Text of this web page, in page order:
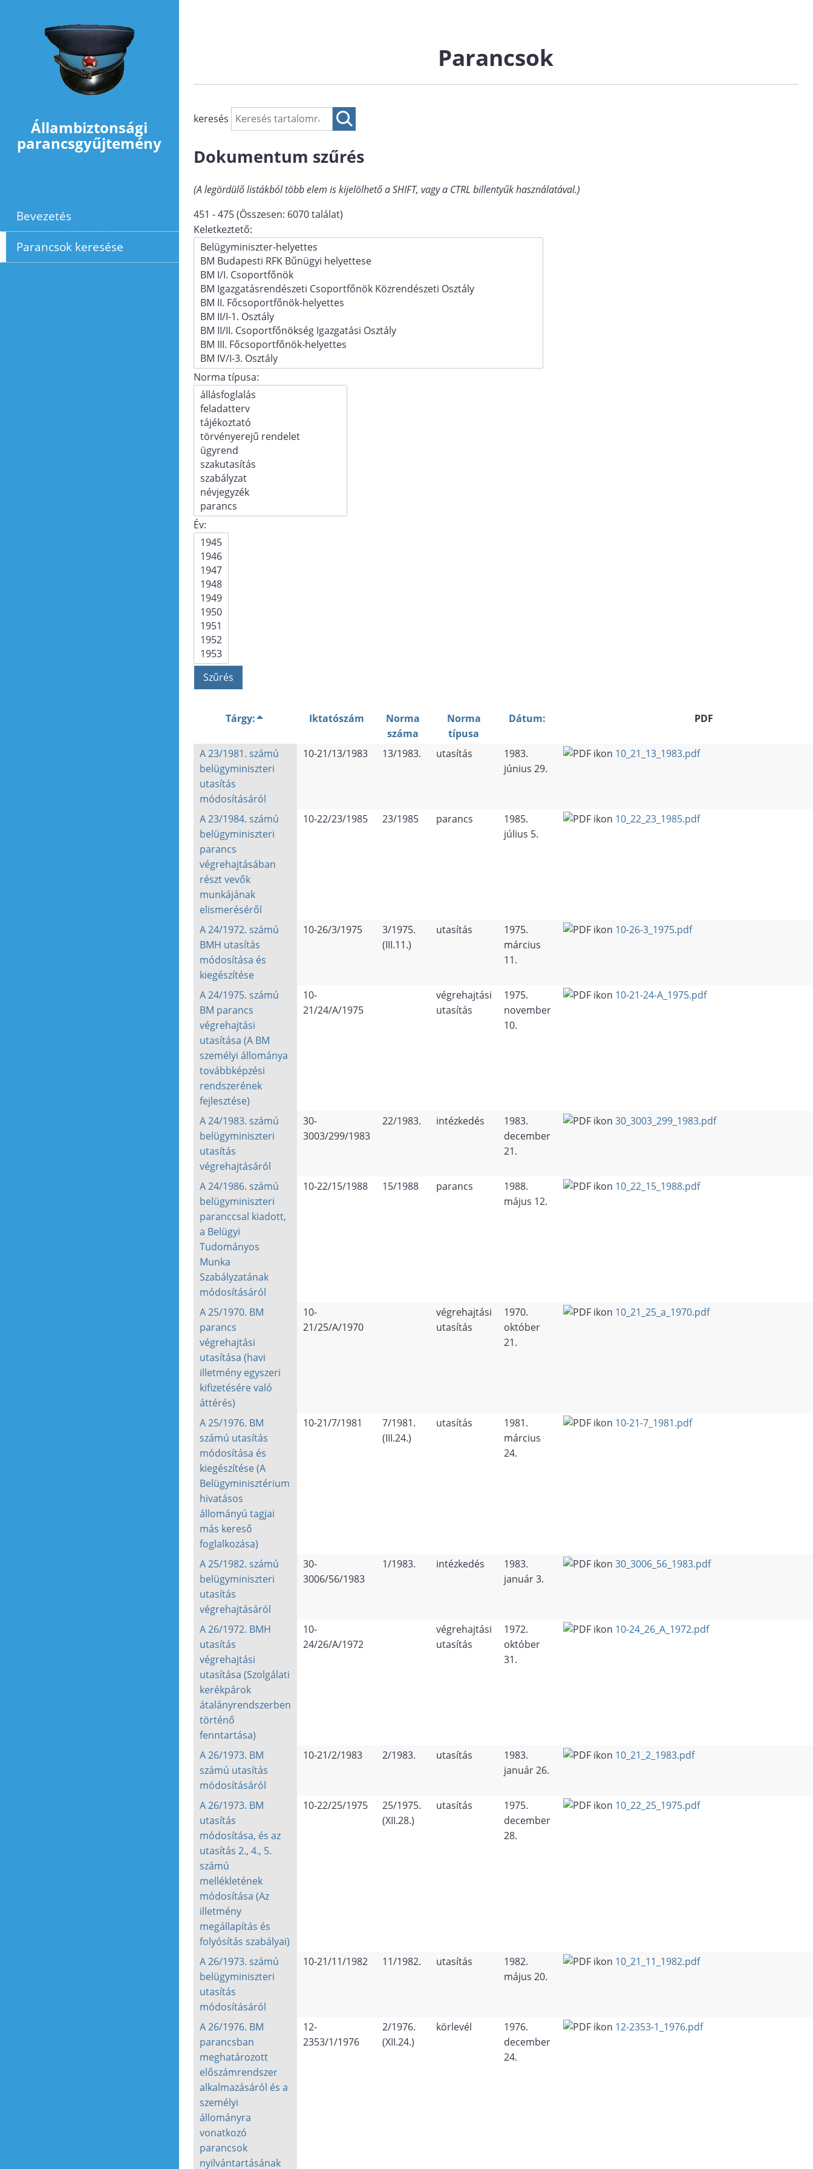
Állambiztonsági
parancsgyűjtemény
Bevezetés
Parancsok keresése
Parancsok
keresés
Dokumentum szűrés
(A legördülő listákból több elem is kijelölhető a SHIFT, vagy a CTRL billentyűk használatával.)
451 - 475 (Összesen: 6070 találat)
Keletkeztető:
Norma típusa:
Év:
Tárgy: Iktatószám
Norma
száma
Norma
típusa
Dátum: PDF
A 23/1981. számú
belügyminiszteri
utasítás
módosításáról
10-21/13/1983 13/1983. utasítás
1983.
június 29.
10_21_13_1983.pdf
A 23/1984. számú
belügyminiszteri
parancs
végrehajtásában
részt vevők
munkájának
elismeréséről
10-22/23/1985 23/1985 parancs
1985.
július 5.
10_22_23_1985.pdf
A 24/1972. számú
BMH utasítás
módosítása és
kiegészítése
10-26/3/1975
3/1975.
(III.11.)
utasítás
1975.
március
11.
10-26-3_1975.pdf
A 24/1975. számú
BM parancs
végrehajtási
utasítása (A BM
személyi állománya
továbbképzési
rendszerének
fejlesztése)
10-
21/24/A/1975
végrehajtási
utasítás
1975.
november
10.
10-21-24-A_1975.pdf
A 24/1983. számú
belügyminiszteri
utasítás
végrehajtásáról
30-
3003/299/1983
22/1983. intézkedés
1983.
december
21.
30_3003_299_1983.pdf
A 24/1986. számú
belügyminiszteri
paranccsal kiadott,
a Belügyi
Tudományos
Munka
Szabályzatának
módosításáról
10-22/15/1988 15/1988 parancs
1988.
május 12.
10_22_15_1988.pdf
A 25/1970. BM
parancs
végrehajtási
utasítása (havi
illetmény egyszeri
kifizetésére való
áttérés)
10-
21/25/A/1970
végrehajtási
utasítás
1970.
október
21.
10_21_25_a_1970.pdf
A 25/1976. BM
számú utasítás
módosítása és
kiegészítése (A
Belügyminisztérium
hivatásos
állományú tagjai
más kereső
foglalkozása)
10-21/7/1981
7/1981.
(III.24.)
utasítás
1981.
március
24.
10-21-7_1981.pdf
A 25/1982. számú
belügyminiszteri
utasítás
végrehajtásáról
30-
3006/56/1983
1/1983. intézkedés
1983.
január 3.
30_3006_56_1983.pdf
A 26/1972. BMH
utasítás
végrehajtási
utasítása (Szolgálati
kerékpárok
átalányrendszerben
történő
fenntartása)
10-
24/26/A/1972
végrehajtási
utasítás
1972.
október
31.
10-24_26_A_1972.pdf
A 26/1973. BM
számú utasítás
módosításáról
10-21/2/1983 2/1983. utasítás
1983.
január 26.
10_21_2_1983.pdf
A 26/1973. BM
utasítás
módosítása, és az
utasítás 2., 4., 5.
számú
mellékletének
módosítása (Az
illetmény
megállapítás és
folyósítás szabályai)
10-22/25/1975
25/1975.
(XII.28.)
utasítás
1975.
december
28.
10_22_25_1975.pdf
A 26/1973. számú
belügyminiszteri
utasítás
módosításáról
10-21/11/1982 11/1982. utasítás
1982.
május 20.
10_21_11_1982.pdf
A 26/1976. BM
parancsban
meghatározott
előszámrendszer
alkalmazásáról és a
személyi
állományra
vonatkozó
parancsok
nyilvántartásának
12-
2353/1/1976
2/1976.
(XII.24.)
körlevél
1976.
december
24.
12-2353-1_1976.pdf